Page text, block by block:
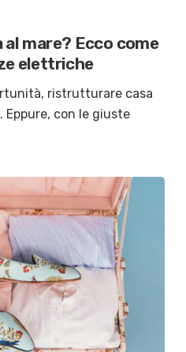
mare? Ecco come
elettriche
ristrutturare casa
Eppure, con le giuste